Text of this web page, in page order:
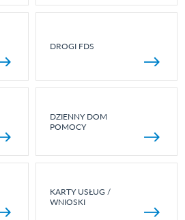
DROGI FDS
DZIENNY DOM
POMOCY
KARTY USŁUG /
WNIOSKI